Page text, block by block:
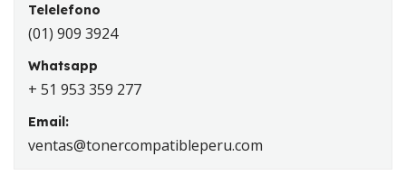
Telelefono
(01) 909 3924
Whatsapp
+ 51 953 359 277
Email:
ventas@tonercompatibleperu.com